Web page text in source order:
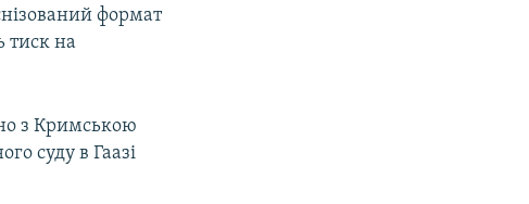
формат
тиск на
з Кримською
суду в Гаазі